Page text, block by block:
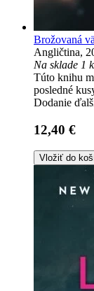
Brožovaná
Angličtina,
Na sklade 1
Túto knihu
posledné
Dodanie
12,40 €
Vložiť do